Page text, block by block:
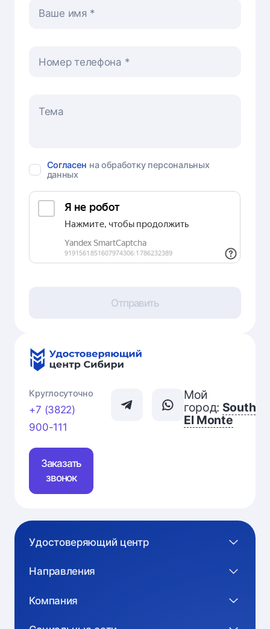
Ваше имя
Номер телефона
Согласен на обработку персональных
данных
Отправить
Круглосуточно
+7 (3822)
900-111
Заказать
звонок
Мой
город: South
El Monte
Удостоверяющий центр
Направления
Компания